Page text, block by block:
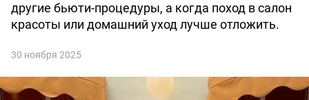
другие бьюти-процедуры, а когда поход в салон
красоты или домашний уход лучше отложить.
30 ноября 2025